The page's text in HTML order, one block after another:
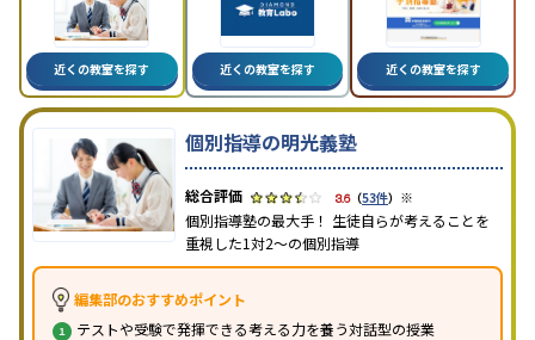
近くの教室を探す 近くの教室を探す 近くの教室を探す
個別指導の明光義塾
3.6（53件） ※
個別指導塾の最大手！ 生徒自らが考えることを
重視した1対2〜の個別指導
編集部のおすすめポイント
テストや受験で発揮できる考える力を養う対話型の授業